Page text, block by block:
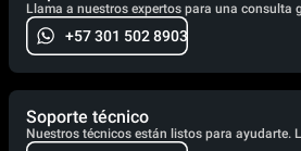
Llama a nuestros expertos para una consulta
+57 301 502 8903
Soporte técnico
Nuestros técnicos están listos para ayudarte.